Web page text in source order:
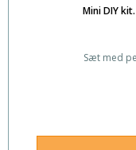
Mini DIY
Sæt med